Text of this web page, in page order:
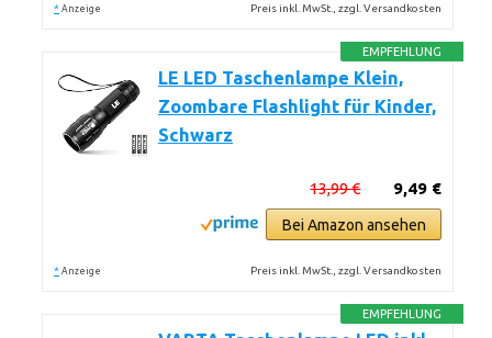
* Anzeige Preis inkl. MwSt., zzgl. Versandkosten
EMPFEHLUNG
LE LED Taschenlampe Klein,
Zoombare Flashlight für Kinder,
Schwarz
9,49 €
13,99 €
Bei Amazon ansehen
* Anzeige Preis inkl. MwSt., zzgl. Versandkosten
EMPFEHLUNG